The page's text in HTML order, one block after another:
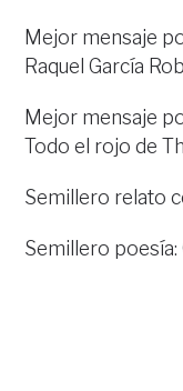
Mejor mensaje
Raquel García
Mejor mensaje
Todo el rojo de
Semillero relato
Semillero poesía: